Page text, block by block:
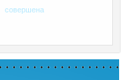
совершена